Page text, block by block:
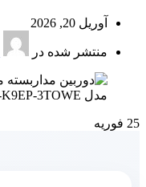
آوریل 20, 2026
منتشر شده در
25 فوریه